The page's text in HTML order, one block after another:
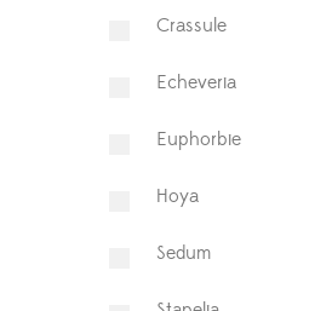
⁠Crassule
Echeveria
Euphorbie
Hoya
⁠Sedum